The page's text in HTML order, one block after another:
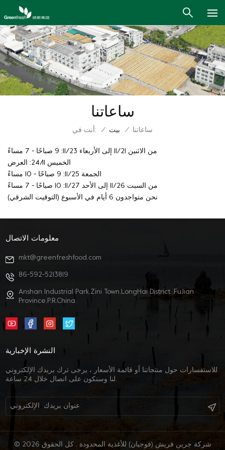
ساعاتنا
أنت في: / بيت / ساعاتنا
من الاثنين 11/21 إلى الأربعاء 11/23: 9 صباحًا - 7 مساءً
الخميس 24/11: العرض
الجمعة 11/25: 9 صباحًا - 10 مساءً
من السبت 11/26 إلى الأحد 11/27: 10 صباحًا - 7 مساءً
(التوقيت الشرقي) نحن متواجدون 6 أيام في الأسبوع
معلومات الاتصال
mkt@greenfreshfood.com
86-592-5213819
Anshan Industrial Park,Zini Town,LongHai District ,FuJian
Province,P.R.China
النشرة الإخبارية
للاستفسارات حول منتجاتنا أو قائمة الأسعار ، يرجى ترك بريدك الإلكتروني
لنا وسنكون على اتصال خلال 24 ساعة.
© 2026 شركة جرين فريش (فوجيان) للأغذية المحدودة . كل الحقوق